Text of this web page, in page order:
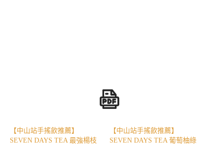
【中山站手搖飲推薦】
SEVEN DAYS TEA 最強楊枝
【中山站手搖飲推薦】
SEVEN DAYS TEA 葡萄柚綠